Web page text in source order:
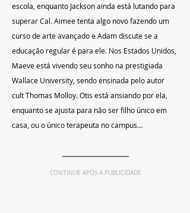
escola, enquanto Jackson ainda está lutando para
superar Cal. Aimee tenta algo novo fazendo um
curso de arte avançado e Adam discute se a
educação regular é para ele. Nos Estados Unidos,
Maeve está vivendo seu sonho na prestigiada
Wallace University, sendo ensinada pelo autor
cult Thomas Molloy. Otis está ansiando por ela,
enquanto se ajusta para não ser filho único em
casa, ou o único terapeuta no campus…
CONTINUE APÓS A PUBLICIDADE